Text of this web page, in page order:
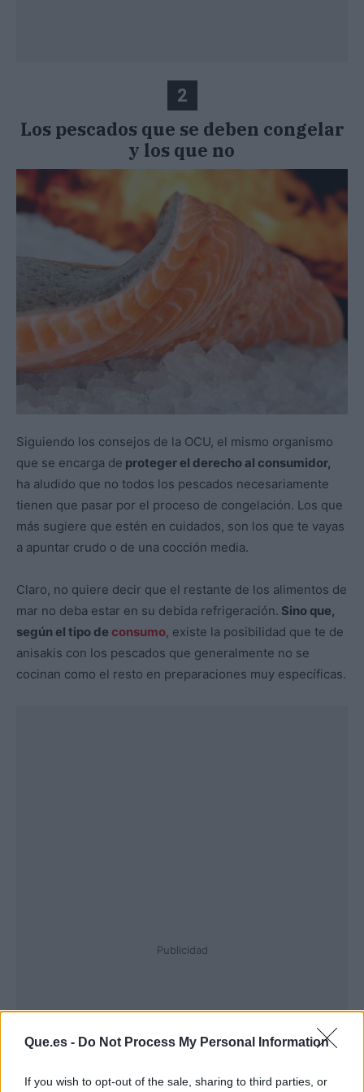
Que.es - Do Not Process My Personal Information
If you wish to opt-out of the sale, sharing to third parties, or
2
Los pescados que se deben congelar
y los que no
Siguiendo los consejos de la OCU, el mismo organismo
que se encarga de proteger el derecho al consumidor,
ha aludido que no todos los pescados necesariamente
tienen que pasar por el proceso de congelación. Los que
más sugiere que estén en cuidados, son los que te vayas
a apuntar crudo o de una cocción media.
Claro, no quiere decir que el restante de los alimentos de
mar no deba estar en su debida refrigeración. Sino que,
según el tipo de consumo, existe la posibilidad que te de
anisakis con los pescados que generalmente no se
cocinan como el resto en preparaciones muy específicas.
Publicidad